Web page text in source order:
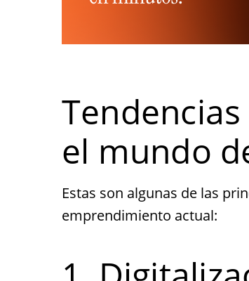
el mundo
Estas son algunas de las
emprendimiento actual: